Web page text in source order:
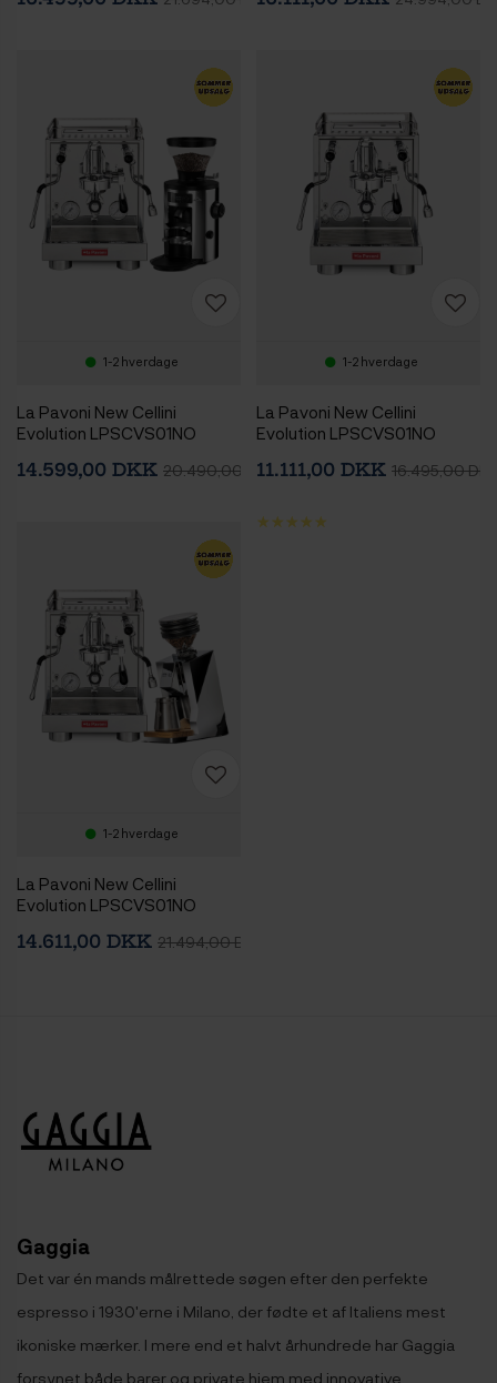
1-2 hverdage
La Pavoni New Cellini
Evolution LPSCVS01NO
Mahlkönig X54
14.599,00 DKK 20.490,00 DKK
1-2 hverdage
La Pavoni New Cellini
Evolution LPSCVS01NO
11.111,00 DKK 16.495,00
1-2 hverdage
La Pavoni New Cellini
Evolution LPSCVS01NO
Mignon Zero 65 Speedy
14.611,00 DKK 21.494,00 DKK
Gaggia
Det var én mands målrettede søgen efter den perfekte
espresso i 1930'erne i Milano, der fødte et af Italiens mest
ikoniske mærker. I mere end et halvt århundrede har Gaggia
forsynet både barer og private hjem med innovative,